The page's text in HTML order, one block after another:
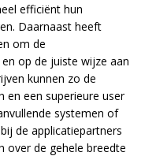
efficiënt hun
Daarnaast heeft
om de
op de juiste wijze aan
kunnen zo de
en een superieure user
systemen of
de applicatiepartners
over de gehele breedte